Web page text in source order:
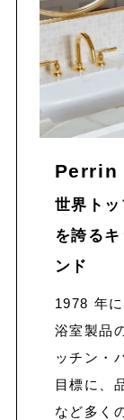
Perrin
世界ト
を誇る
ンド
1978 年
浴室製品
ッチン・
目標に、
など多く